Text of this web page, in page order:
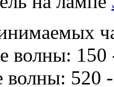
150
520